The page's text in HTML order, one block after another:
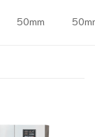
50mm